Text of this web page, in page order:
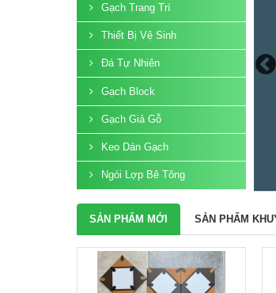
Gạch Trang Trí
Thiết Bị Vệ Sinh
Đá Tự Nhiên
Gạch Block
Gạch Giả Gỗ
Keo Dán Gạch
Ngói Lợp Bê Tông
SẢN PHẨM MỚI SẢN PHẨM